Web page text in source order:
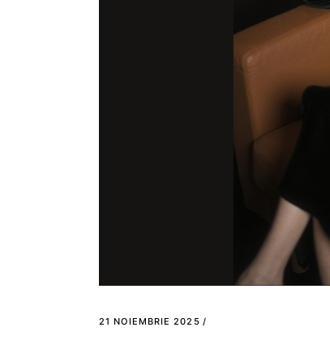
21 NOIEMBRIE 2025